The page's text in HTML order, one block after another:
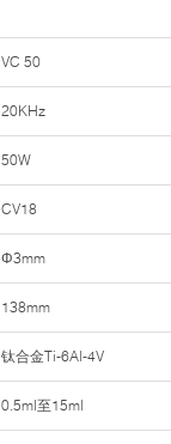
VC 50
20KHz
50W
CV18
Φ3mm
138mm
钛合金Ti-6Al-4V
0.5ml至15ml